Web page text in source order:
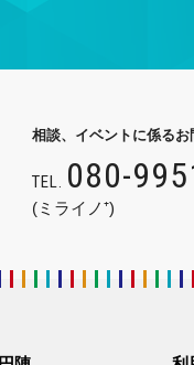
相談、イベントに係るお
TEL. 080-
(ミライノ⁺)